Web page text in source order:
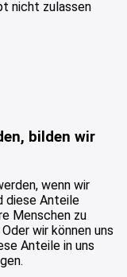
nicht zulassen
bilden wir
wenn wir
diese Anteile
Menschen zu
wir können uns
Anteile in uns